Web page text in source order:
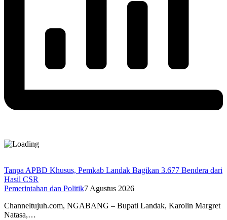
Tanpa APBD Khusus, Pemkab Landak Bagikan 3.677 Bendera dari
Hasil CSR
Pemerintahan dan Politik7 Agustus 2026
Channeltujuh.com, NGABANG – Bupati Landak, Karolin Margret
Natasa,…